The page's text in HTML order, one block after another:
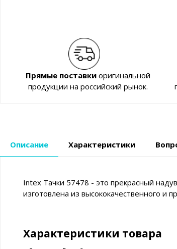
Прямые поставкиоригинальной
продукции на российский рынок.
Описание Характеристики
Intex Тачки 57478 - это прекрасный
изготовлена из высококачественного и
Характеристики товара